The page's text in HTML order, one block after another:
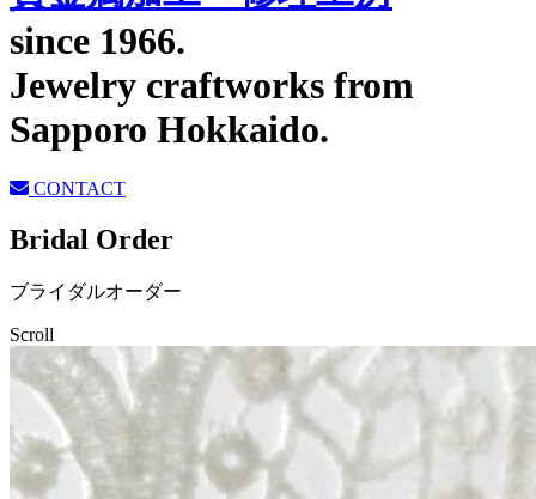
since 1966.
Jewelry craftworks from
Sapporo Hokkaido.
CONTACT
Bridal Order
ブライダルオーダー
Scroll